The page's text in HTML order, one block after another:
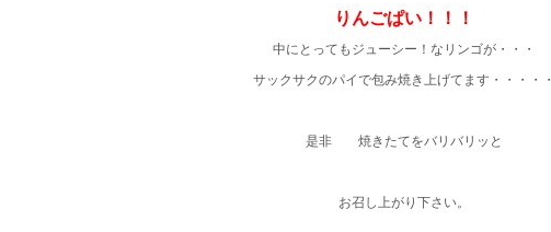
りんごぱい！！！
中にとってもジューシー！なリンゴが・・・
サックサクのパイで包み焼き上げてます・・・・・
是非 焼きたてをバリバリッと
お召し上がり下さい。